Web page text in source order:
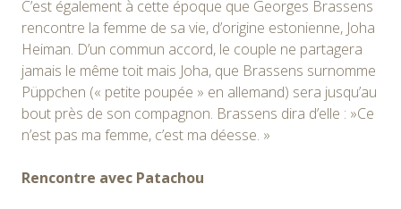
C’est également à cette époque que Georges Brassens
rencontre la femme de sa vie, d’origine estonienne, Joha
Heiman. D’un commun accord, le couple ne partagera
jamais le même toit mais Joha, que Brassens surnomme
Püppchen (« petite poupée » en allemand) sera jusqu’au
bout près de son compagnon. Brassens dira d’elle : »Ce
n’est pas ma femme, c’est ma déesse. »
Rencontre avec Patachou